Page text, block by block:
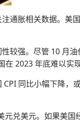
通胀相关数据。美
较强。尽管 10 月
2023 年底难以实
同比小幅下降，
兑美元。如果美国